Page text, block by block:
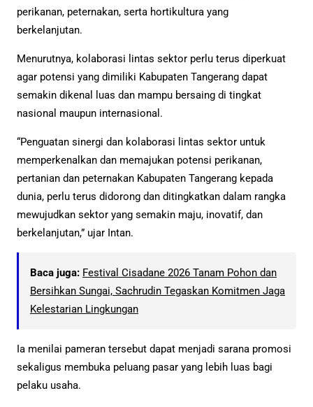
perikanan, peternakan, serta hortikultura yang
berkelanjutan.
Menurutnya, kolaborasi lintas sektor perlu terus diperkuat
agar potensi yang dimiliki Kabupaten Tangerang dapat
semakin dikenal luas dan mampu bersaing di tingkat
nasional maupun internasional.
“Penguatan sinergi dan kolaborasi lintas sektor untuk
memperkenalkan dan memajukan potensi perikanan,
pertanian dan peternakan Kabupaten Tangerang kepada
dunia, perlu terus didorong dan ditingkatkan dalam rangka
mewujudkan sektor yang semakin maju, inovatif, dan
berkelanjutan,” ujar Intan.
Baca juga: Festival Cisadane 2026 Tanam Pohon dan
Bersihkan Sungai, Sachrudin Tegaskan Komitmen Jaga
Kelestarian Lingkungan
Ia menilai pameran tersebut dapat menjadi sarana promosi
sekaligus membuka peluang pasar yang lebih luas bagi
pelaku usaha.